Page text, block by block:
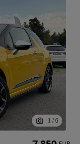
1 / 6